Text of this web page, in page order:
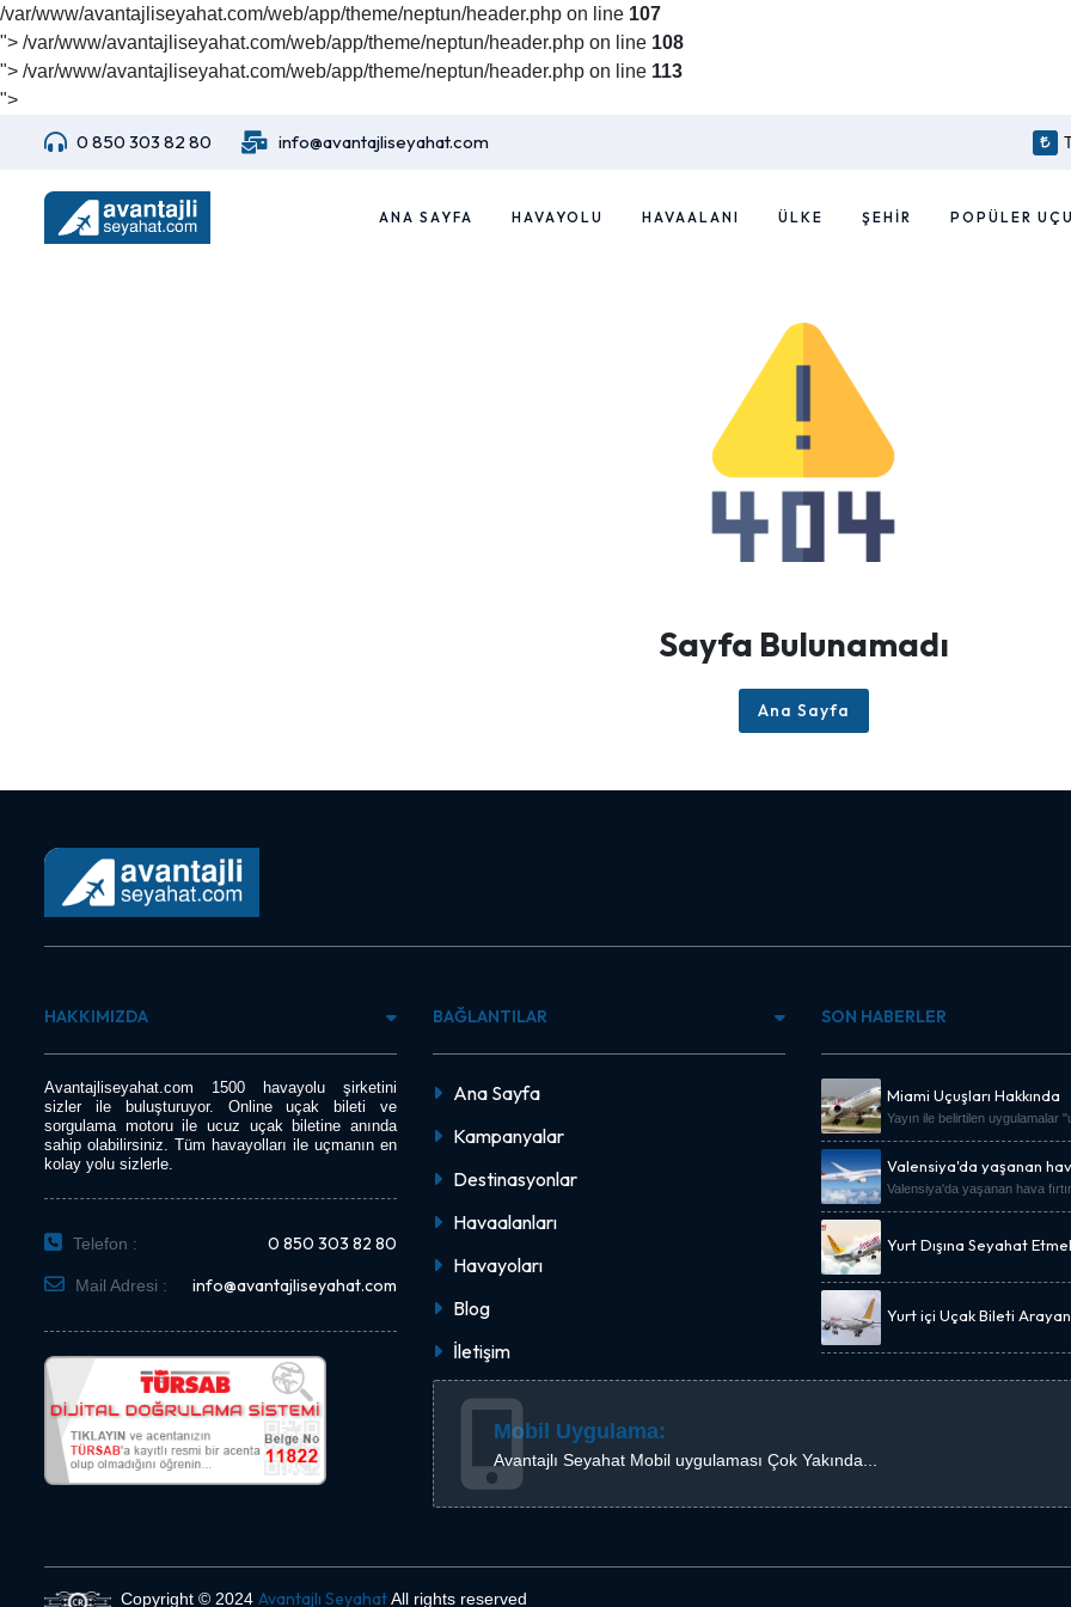
/var/www/avantajliseyahat.com/web/app/theme/neptun/header.php on line 107
"> /var/www/avantajliseyahat.com/web/app/theme/neptun/header.php on line 108
"> /var/www/avantajliseyahat.com/web/app/theme/neptun/header.php on line 113
">
0 850 303 82 80 info@avantajliseyahat.com
ANA SAYFA HAVAYOLU HAVAALANI ÜLKE ŞEHIR POPÜLER
Sayfa Bulunamadı
Ana Sayfa
HAKKIMIZDA
Avantajliseyahat.com 1500 havayolu şirketini
sizler ile buluşturuyor. Online uçak bileti ve
sorgulama motoru ile ucuz uçak biletine anında
sahip olabilirsiniz. Tüm havayolları ile uçmanın en
kolay yolu sizlerle.
Telefon : 0 850 303 82 80
Mail Adresi : info@avantajliseyahat.com
BAĞLANTILAR
Ana Sayfa
Kampanyalar
Destinasyonlar
Havaalanları
Havayoları
Blog
İletişim
SON HABERLER
Miami Uçuşları Hakkında
Yayın ile belirtilen uygulamalar
Valensiya'da yaşanan
Valensiya'da yaşanan hava
Yurt Dışına Seyahat
Yurt içi Uçak Bileti
Mobil Uygulama:
Avantajlı Seyahat Mobil uygulaması Çok Yakında...
Copyright © 2024 Avantajlı SeyahatAll rights reserved